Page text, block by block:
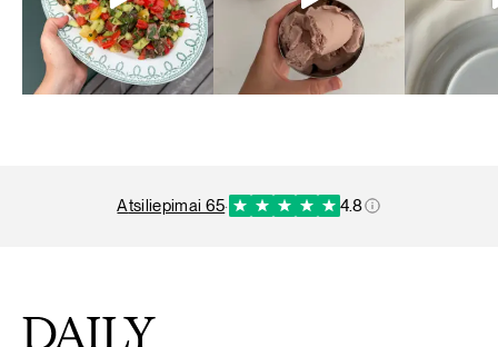
atsiliepimai 65· 4.8